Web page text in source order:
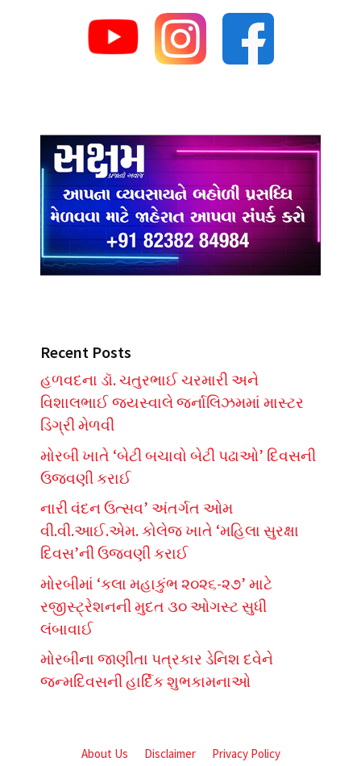
Recent Posts
હળવદના ડૉ. ચતુરભાઈ ચરમારી અને
વિશાલભાઈ જયસ્વાલે જર્નાલિઝમમાં માસ્ટર
ડિગ્રી મેળવી
મોરબી ખાતે ‘બેટી બચાવો બેટી પઢાઓ’ દિવસની
ઉજવણી કરાઈ
નારી વંદન ઉત્સવ’ અંતર્ગત ઓમ
વી.વી.આઈ.એમ. કોલેજ ખાતે ‘મહિલા સુરક્ષા
દિવસ’ની ઉજવણી કરાઈ
મોરબીમાં ‘કલા મહાકુંભ ૨૦૨૬-૨૭’ માટે
રજીસ્ટ્રેશનની મુદત ૩૦ ઓગસ્ટ સુધી
લંબાવાઈ
મોરબીના જાણીતા પત્રકાર ડેનિશ દવેને
જન્મદિવસની હાર્દિક શુભકામનાઓ
About Us Disclaimer Privacy Policy